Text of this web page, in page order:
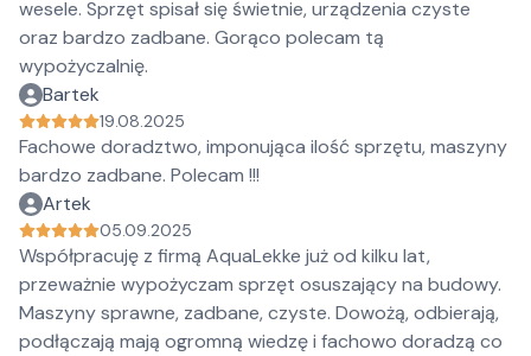
wesele. Sprzęt spisał się świetnie, urządzenia czyste
oraz bardzo zadbane. Gorąco polecam tą
wypożyczalnię.
Bartek
19.08.2025
Fachowe doradztwo, imponująca ilość sprzętu, maszyny
bardzo zadbane. Polecam !!!
Artek
05.09.2025
Współpracuję z firmą AquaLekke już od kilku lat,
przeważnie wypożyczam sprzęt osuszający na budowy.
Maszyny sprawne, zadbane, czyste. Dowożą, odbierają,
podłączają mają ogromną wiedzę i fachowo doradzą co